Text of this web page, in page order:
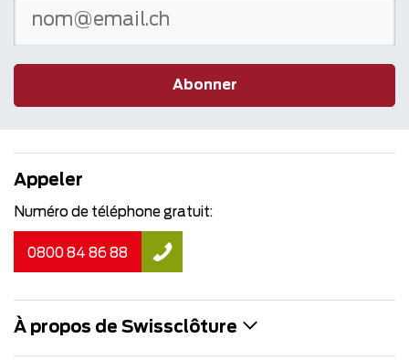
Abonner
Appeler
Numéro de téléphone gratuit:
0800 84 86 88
À propos de Swissclôture